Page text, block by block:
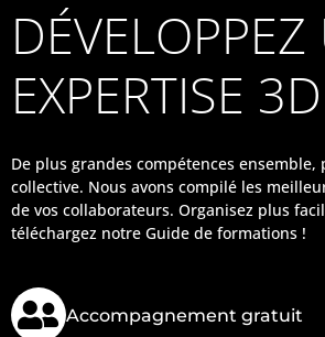
DÉVELOPPEZ
EXPERTISE
De plus grandes compétences
collective. Nous avons compilé les
de vos collaborateurs. Organisez plus
téléchargez notre Guide de formations !
Accompagnement gratuit